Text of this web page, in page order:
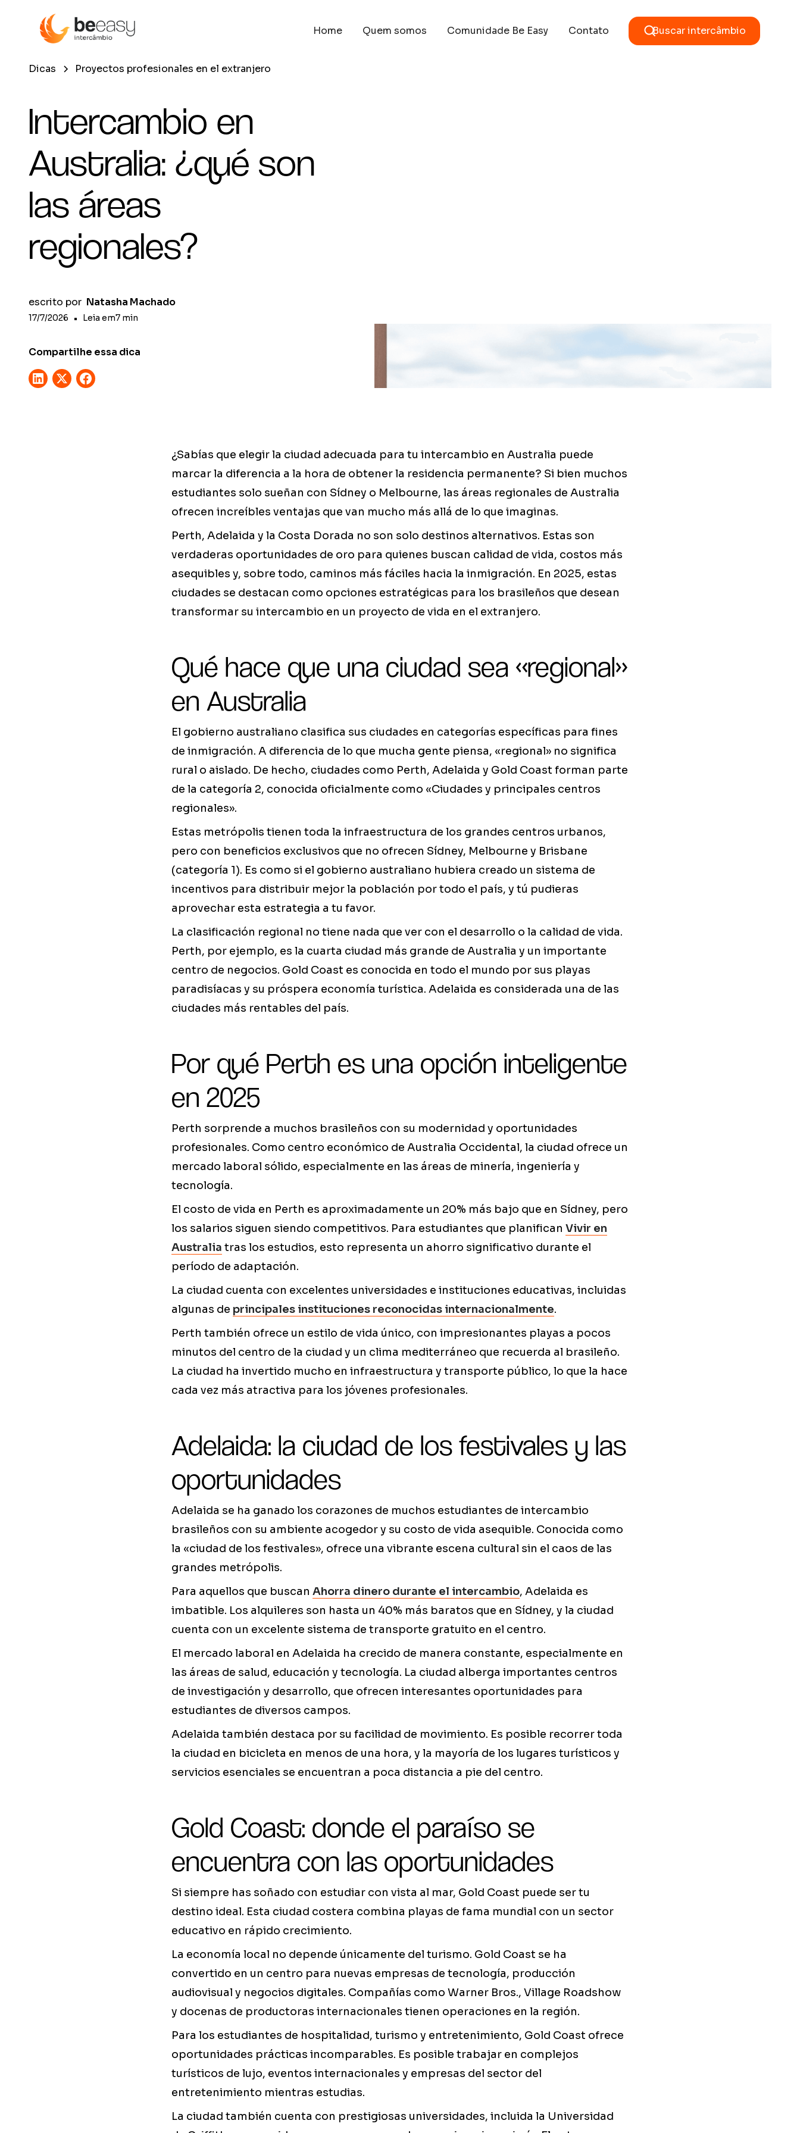
Home Quem somos Comunidade Be Easy Contato Buscar intercâmbio
Dicas Proyectos profesionales en el extranjero
Intercambio en
Australia: ¿qué son
las áreas
regionales?
escrito por Natasha Machado
17/7/2026 • Leia em7 min
Compartilhe essa dica
¿Sabías que elegir la ciudad adecuada para tu intercambio en Australia puede
marcar la diferencia a la hora de obtener la residencia permanente? Si bien muchos
estudiantes solo sueñan con Sídney o Melbourne, las áreas regionales de Australia
ofrecen increíbles ventajas que van mucho más allá de lo que imaginas.
Perth, Adelaida y la Costa Dorada no son solo destinos alternativos. Estas son
verdaderas oportunidades de oro para quienes buscan calidad de vida, costos más
asequibles y, sobre todo, caminos más fáciles hacia la inmigración. En 2025, estas
ciudades se destacan como opciones estratégicas para los brasileños que desean
transformar su intercambio en un proyecto de vida en el extranjero.
Qué hace que una ciudad sea «regional»
en Australia
El gobierno australiano clasifica sus ciudades en categorías específicas para fines
de inmigración. A diferencia de lo que mucha gente piensa, «regional» no significa
rural o aislado. De hecho, ciudades como Perth, Adelaida y Gold Coast forman parte
de la categoría 2, conocida oficialmente como «Ciudades y principales centros
regionales».
Estas metrópolis tienen toda la infraestructura de los grandes centros urbanos,
pero con beneficios exclusivos que no ofrecen Sídney, Melbourne y Brisbane
(categoría 1). Es como si el gobierno australiano hubiera creado un sistema de
incentivos para distribuir mejor la población por todo el país, y tú pudieras
aprovechar esta estrategia a tu favor.
La clasificación regional no tiene nada que ver con el desarrollo o la calidad de vida.
Perth, por ejemplo, es la cuarta ciudad más grande de Australia y un importante
centro de negocios. Gold Coast es conocida en todo el mundo por sus playas
paradisíacas y su próspera economía turística. Adelaida es considerada una de las
ciudades más rentables del país.
Por qué Perth es una opción inteligente
en 2025
Perth sorprende a muchos brasileños con su modernidad y oportunidades
profesionales. Como centro económico de Australia Occidental, la ciudad ofrece un
mercado laboral sólido, especialmente en las áreas de minería, ingeniería y
tecnología.
El costo de vida en Perth es aproximadamente un 20% más bajo que en Sídney, pero
los salarios siguen siendo competitivos. Para estudiantes que planifican Vivir en
Australia tras los estudios, esto representa un ahorro significativo durante el
período de adaptación.
La ciudad cuenta con excelentes universidades e instituciones educativas, incluidas
algunas de principales instituciones reconocidas internacionalmente.
Perth también ofrece un estilo de vida único, con impresionantes playas a pocos
minutos del centro de la ciudad y un clima mediterráneo que recuerda al brasileño.
La ciudad ha invertido mucho en infraestructura y transporte público, lo que la hace
cada vez más atractiva para los jóvenes profesionales.
Adelaida: la ciudad de los festivales y las
oportunidades
Adelaida se ha ganado los corazones de muchos estudiantes de intercambio
brasileños con su ambiente acogedor y su costo de vida asequible. Conocida como
la «ciudad de los festivales», ofrece una vibrante escena cultural sin el caos de las
grandes metrópolis.
Para aquellos que buscan Ahorra dinero durante el intercambio, Adelaida es
imbatible. Los alquileres son hasta un 40% más baratos que en Sídney, y la ciudad
cuenta con un excelente sistema de transporte gratuito en el centro.
El mercado laboral en Adelaida ha crecido de manera constante, especialmente en
las áreas de salud, educación y tecnología. La ciudad alberga importantes centros
de investigación y desarrollo, que ofrecen interesantes oportunidades para
estudiantes de diversos campos.
Adelaida también destaca por su facilidad de movimiento. Es posible recorrer toda
la ciudad en bicicleta en menos de una hora, y la mayoría de los lugares turísticos y
servicios esenciales se encuentran a poca distancia a pie del centro.
Gold Coast: donde el paraíso se
encuentra con las oportunidades
Si siempre has soñado con estudiar con vista al mar, Gold Coast puede ser tu
destino ideal. Esta ciudad costera combina playas de fama mundial con un sector
educativo en rápido crecimiento.
La economía local no depende únicamente del turismo. Gold Coast se ha
convertido en un centro para nuevas empresas de tecnología, producción
audiovisual y negocios digitales. Compañías como Warner Bros., Village Roadshow
y docenas de productoras internacionales tienen operaciones en la región.
Para los estudiantes de hospitalidad, turismo y entretenimiento, Gold Coast ofrece
oportunidades prácticas incomparables. Es posible trabajar en complejos
turísticos de lujo, eventos internacionales y empresas del sector del
entretenimiento mientras estudias.
La ciudad también cuenta con prestigiosas universidades, incluida la Universidad